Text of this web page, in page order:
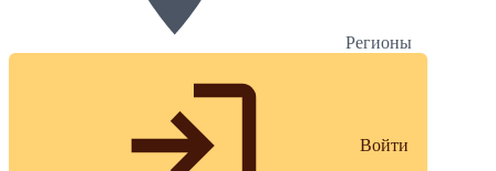
Регионы
Войти